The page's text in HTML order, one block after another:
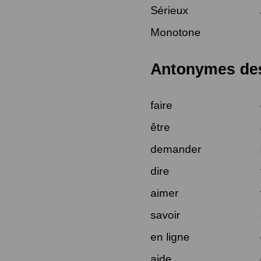
Sérieux
Monotone
Antonymes
faire
être
demander
dire
aimer
savoir
en ligne